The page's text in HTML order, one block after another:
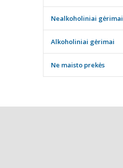
Nealkoholiniai gėrimai
Alkoholiniai gėrimai
Ne maisto prekės